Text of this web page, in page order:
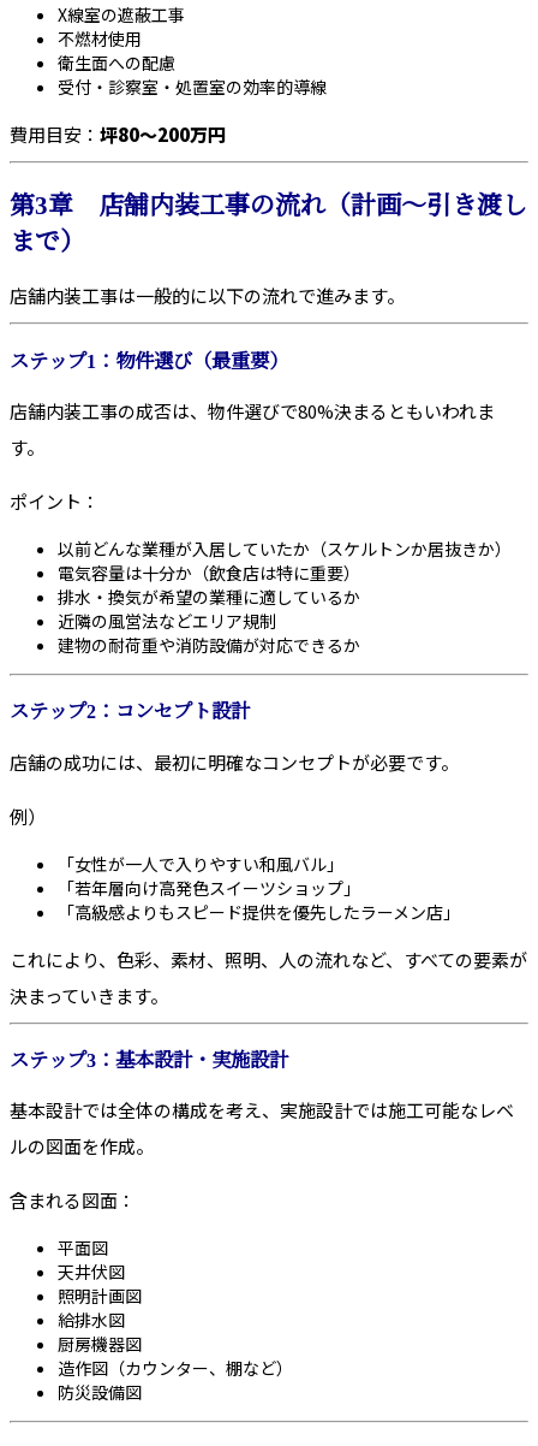
X線室の遮蔽工事
不燃材使用
衛生面への配慮
受付・診察室・処置室の効率的導線
費用目安： 坪80〜200万円
第3章 店舗内装工事の流れ（計画〜引き渡し
まで）
店舗内装工事は一般的に以下の流れで進みます。
ステップ1：物件選び（最重要）
店舗内装工事の成否は、物件選びで80%決まるともいわれま
す。
ポイント：
以前どんな業種が入居していたか（スケルトンか居抜きか）
電気容量は十分か（飲食店は特に重要）
排水・換気が希望の業種に適しているか
近隣の風営法などエリア規制
建物の耐荷重や消防設備が対応できるか
ステップ2：コンセプト設計
店舗の成功には、最初に明確なコンセプトが必要です。
例）
「女性が一人で入りやすい和風バル」
「若年層向け高発色スイーツショップ」
「高級感よりもスピード提供を優先したラーメン店」
これにより、色彩、素材、照明、人の流れなど、すべての要素が
決まっていきます。
ステップ3：基本設計・実施設計
基本設計では全体の構成を考え、実施設計では施工可能なレベ
ルの図面を作成。
含まれる図面：
平面図
天井伏図
照明計画図
給排水図
厨房機器図
造作図（カウンター、棚など）
防災設備図